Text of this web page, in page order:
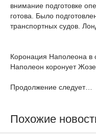
внимание подготовке
готова. Было
транспортных судов.
Коронация Наполеона в
Наполеон коронует
Продолжение следует…
Похожие